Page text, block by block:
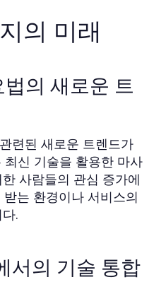
의 미래
의 새로운 트
련된 새로운 트렌드가
신 기술을 활용한 마사
사람들의 관심 증가에
는 환경이나 서비스의
.
서의 기술 통합